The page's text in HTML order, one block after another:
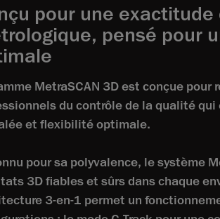
pour une exactitude
pensé pour
MetraSCAN 3D est conçue pour
du contrôle de la qualité
et flexibilité optimale.
pour sa polyvalence, le système
3D fiables et sûrs dans chaque
3-en-1 permet un